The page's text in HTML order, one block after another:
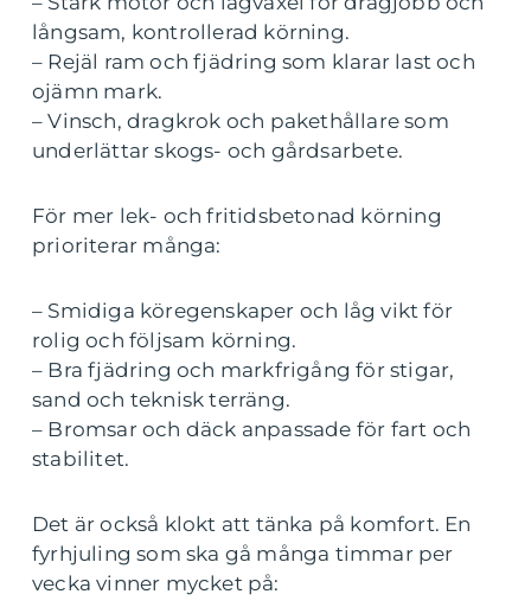
långsam, kontrollerad körning.
– Rejäl ram och fjädring som klarar last och
ojämn mark.
– Vinsch, dragkrok och pakethållare som
underlättar skogs- och gårdsarbete.
För mer lek- och fritidsbetonad körning
prioriterar många:
– Smidiga köregenskaper och låg vikt för
rolig och följsam körning.
– Bra fjädring och markfrigång för stigar,
sand och teknisk terräng.
– Bromsar och däck anpassade för fart och
stabilitet.
Det är också klokt att tänka på komfort. En
fyrhjuling som ska gå många timmar per
vecka vinner mycket på: